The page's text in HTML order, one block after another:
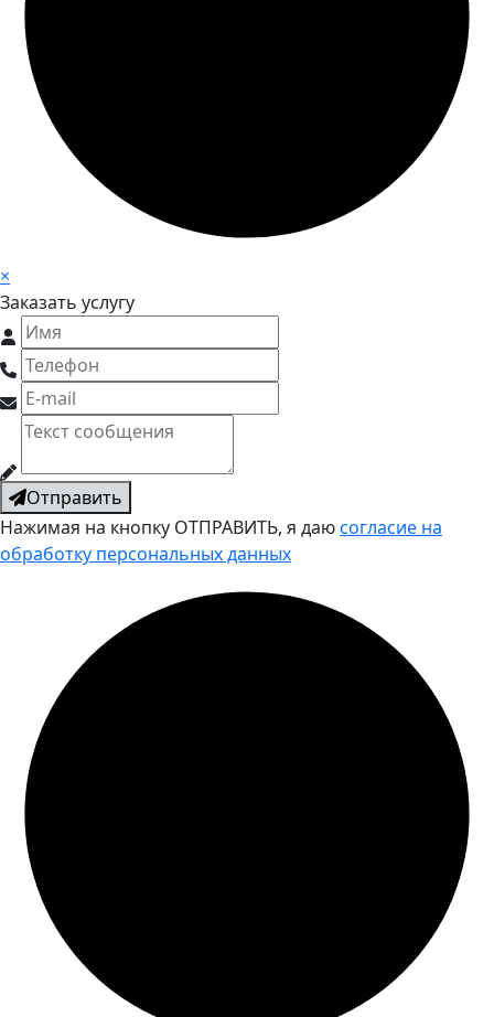
×
Заказать услугу
Отправить
Нажимая на кнопку ОТПРАВИТЬ, я даюсогласие на
обработку персональных данных